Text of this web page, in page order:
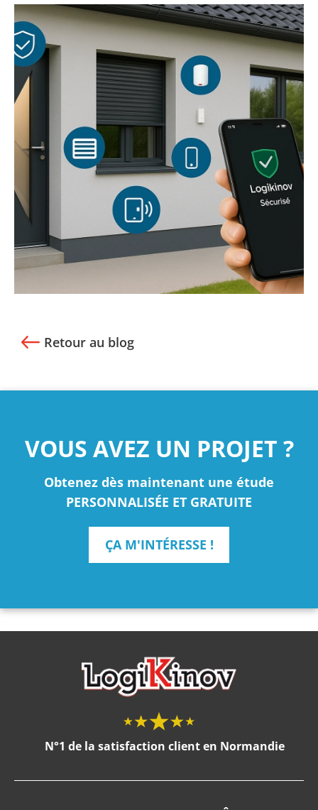
Retour au blog
VOUS AVEZ UN PROJET ?
Obtenez dès maintenant une étude
PERSONNALISÉE ET GRATUITE
ÇA M'INTÉRESSE !
N°1 de la satisfaction client en Normandie